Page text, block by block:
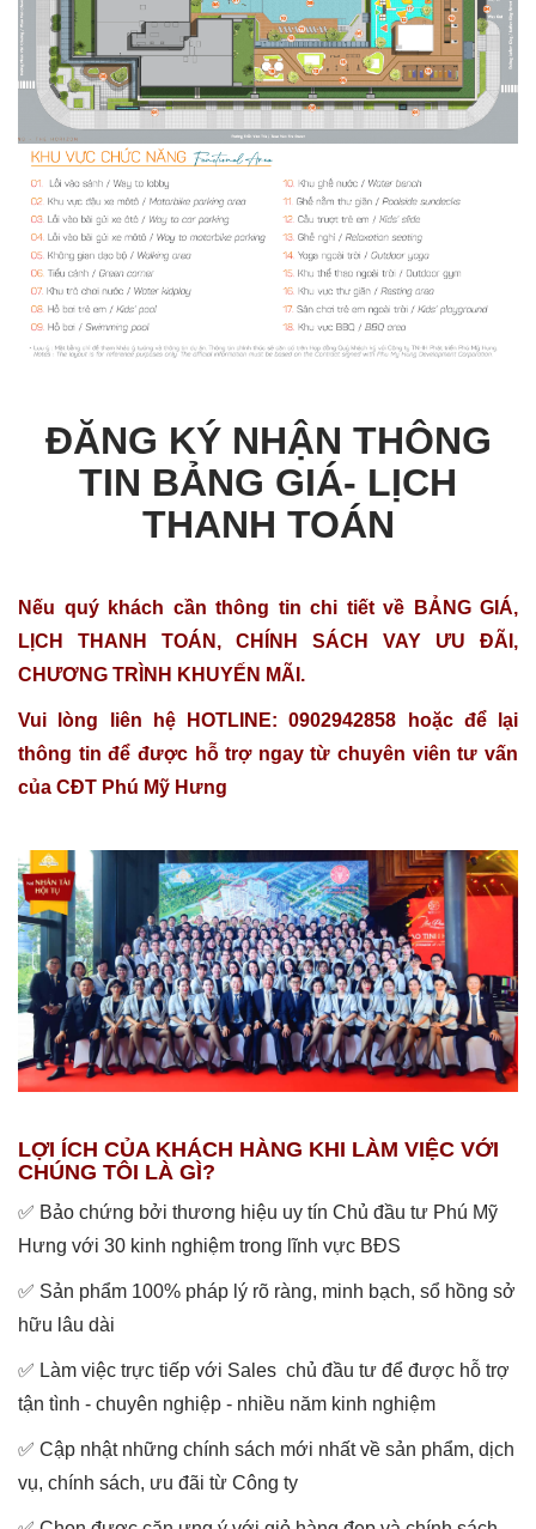
ĐĂNG KÝ NHẬN THÔNG
TIN BẢNG GIÁ- LỊCH
THANH TOÁN
Nếu quý khách cần thông tin chi tiết về BẢNG GIÁ,
LỊCH THANH TOÁN, CHÍNH SÁCH VAY ƯU ĐÃI,
CHƯƠNG TRÌNH KHUYẾN MÃI.
Vui lòng liên hệ HOTLINE: 0902942858 hoặc để lại
thông tin để được hỗ trợ ngay từ chuyên viên tư vấn
của CĐT Phú Mỹ Hưng
LỢI ÍCH CỦA KHÁCH HÀNG KHI LÀM VIỆC VỚI
CHÚNG TÔI LÀ GÌ?
✅ Bảo chứng bởi thương hiệu uy tín Chủ đầu tư Phú Mỹ
Hưng với 30 kinh nghiệm trong lĩnh vực BĐS
✅ Sản phẩm 100% pháp lý rõ ràng, minh bạch, sổ hồng sở
hữu lâu dài
✅ Làm việc trực tiếp với Sales chủ đầu tư để được hỗ trợ
tận tình - chuyên nghiệp - nhiều năm kinh nghiệm
✅ Cập nhật những chính sách mới nhất về sản phẩm, dịch
vụ, chính sách, ưu đãi từ Công ty